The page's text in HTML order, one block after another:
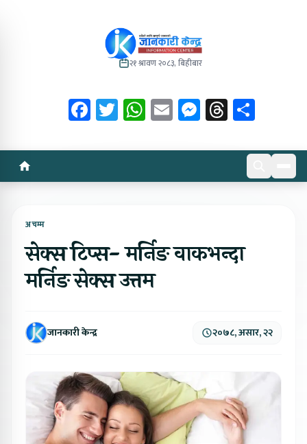
२१ श्रावण २०८३, बिहीबार
Facebook
Twitter
WhatsApp
EmailMessenger
Threads
अचम्म
सेक्स टिप्स- मर्निङ वाकभन्दा
मर्निङ सेक्स उत्तम
जानकारी केन्द्र २०७८, असार, २२